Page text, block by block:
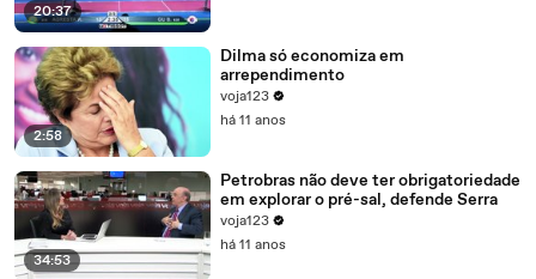
20:37
2:58
Dilma só economiza em
arrependimento
voja123
há 11 anos
34:53
Petrobras não deve ter obrigatoriedade
em explorar o pré-sal, defende Serra
voja123
há 11 anos